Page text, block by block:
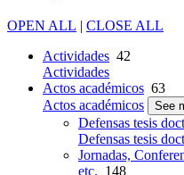
OPEN ALL | CLOSE ALL
Actividades 42
Actividades
Actos académicos 63
Actos académicos
See
Defensas tesis
Defensas tesis
Jornadas,
etc. 148